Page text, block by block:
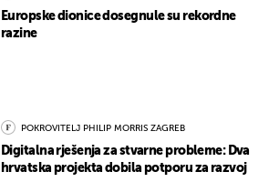
Europske dionice dosegnule su rekordne
razine
POKROVITELJ PHILIP MORRIS ZAGREB
Digitalna rješenja za stvarne probleme: Dva
hrvatska projekta dobila potporu za razvoj